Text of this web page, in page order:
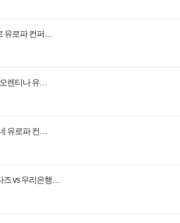
유로파 컨퍼…
오렌티나 유…
유로파 컨…
즈 vs 우리은행…